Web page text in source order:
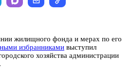
жилищного фонда и мерах по его
избранниками выступил
хозяйства администрации